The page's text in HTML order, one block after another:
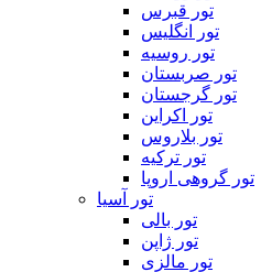
تور قبرس
تور انگلیس
تور روسیه
تور صربستان
تور گرجستان
تور اکراین
تور بلاروس
تور ترکیه
تور گروهی اروپا
تور آسیا
تور بالی
تور ژاپن
تور مالزی